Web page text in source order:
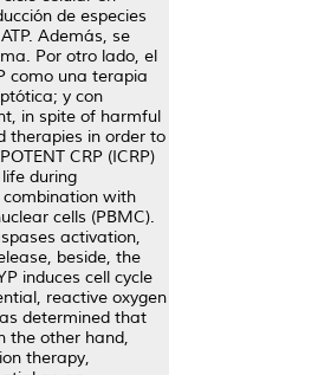
de especies
Además, se
Por otro lado, el
como una terapia
y con
in spite of harmful
therapies in order to
CRP (ICRP)
during
combination with
cells (PBMC).
activation,
beside, the
induces cell cycle
reactive oxygen
determined that
the other hand,
therapy,